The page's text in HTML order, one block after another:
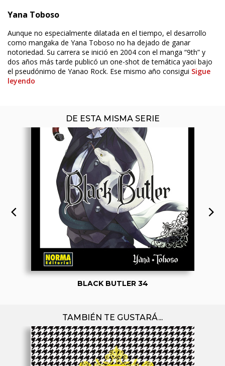
Yana Toboso
Aunque no especialmente dilatada en el tiempo, el desarrollo
como mangaka de Yana Toboso no ha dejado de ganar
notoriedad. Su carrera se inició en 2004 con el manga “9th” y
dos años más tarde publicó un one-shot de temática yaoi bajo
el pseudónimo de Yanao Rock. Ese mismo año consigui Sigue
leyendo
DE ESTA MISMA SERIE
BLACK BUTLER 34
TAMBIÉN TE GUSTARÁ...